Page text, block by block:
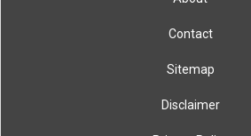
Contact
Sitemap
Disclaimer